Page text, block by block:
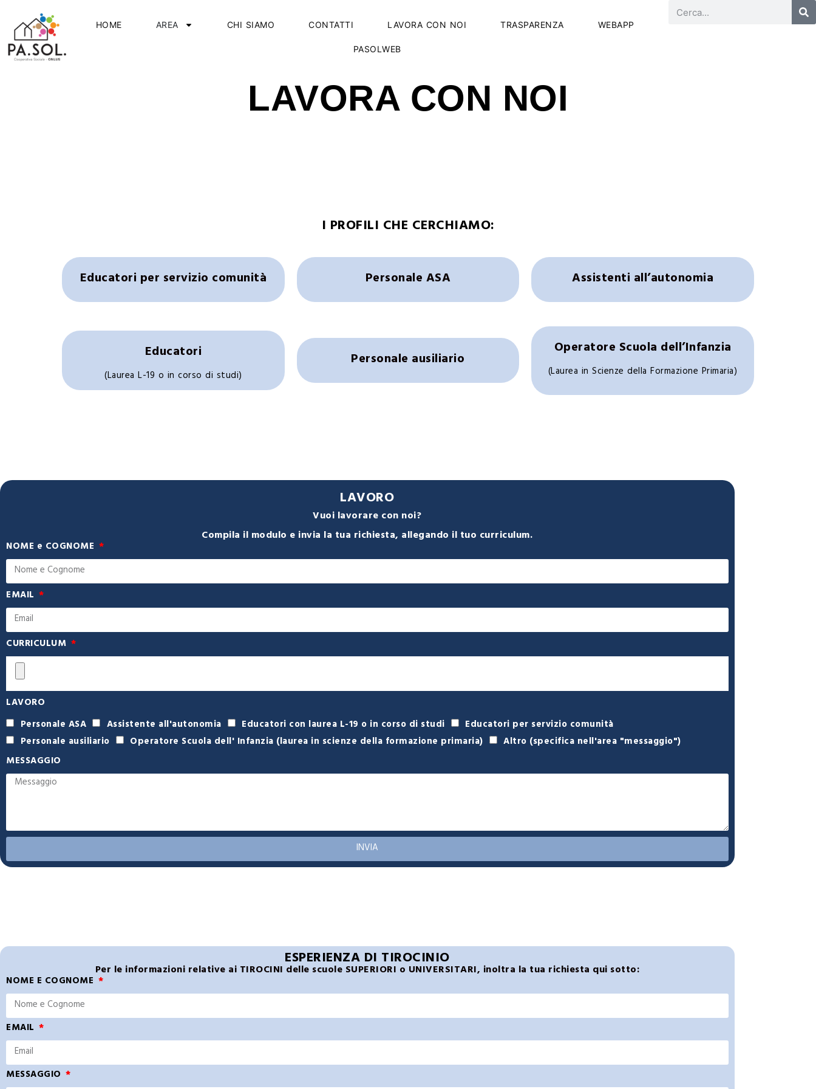
HOME AREA CHI SIAMO CONTATTI LAVORA CON NOI TRASPARENZA WEBAPP
PASOLWEB
LAVORA CON NOI
I PROFILI CHE CERCHIAMO:
Educatori per servizio comunità Personale ASA Assistenti all’autonomia
Educatori
(Laurea L-19 o in corso di studi)
Personale ausiliario
Operatore Scuola dell’Infanzia
(Laurea in Scienze della Formazione Primaria)
LAVORO
Vuoi lavorare con noi?
Compila il modulo e invia la tua richiesta, allegando il tuo curriculum.
NOME e COGNOME
EMAIL
CURRICULUM
LAVORO
Personale ASA
Assistente all'autonomia Educatori con laurea L-19 o in corso di studi
Educatori per servizio comunità
Personale ausiliario
Operatore Scuola dell' Infanzia (laurea in scienze della formazione primaria)
Altro (specifica nell'area "messaggio")
MESSAGGIO
INVIA
ESPERIENZA DI TIROCINIO
Per le informazioni relative ai TIROCINI delle scuole SUPERIORI o UNIVERSITARI, inoltra la tua richiesta qui sotto:
NOME E COGNOME
EMAIL
MESSAGGIO